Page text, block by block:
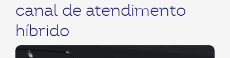
canal de atendimento
híbrido